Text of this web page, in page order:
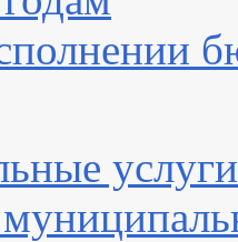
услуги